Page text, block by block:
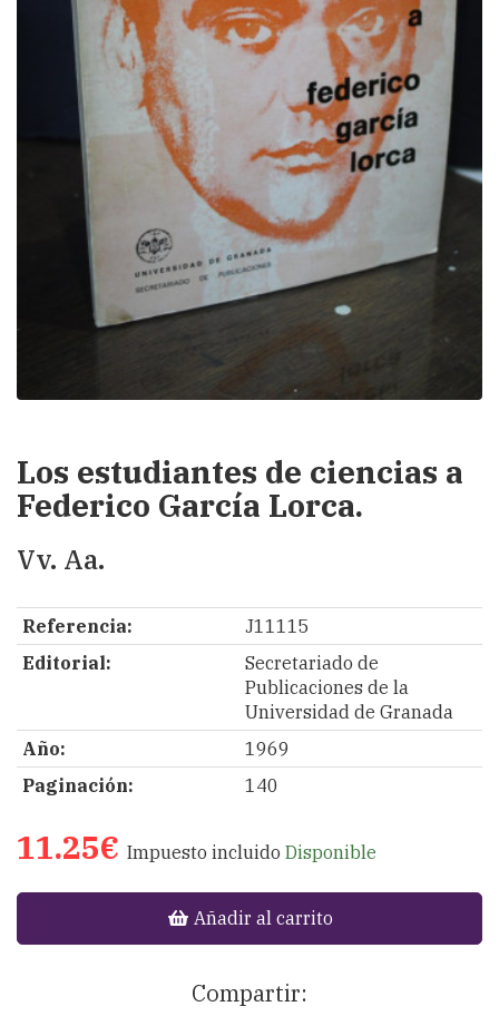
Los estudiantes de ciencias a
Federico García Lorca.
Vv. Aa.
Referencia:
J11115
Editorial:
Secretariado de
Publicaciones de la
Universidad de Granada
Año:
1969
Paginación:
140
11.25€ Impuesto incluido Disponible
Añadir al carrito
Compartir: